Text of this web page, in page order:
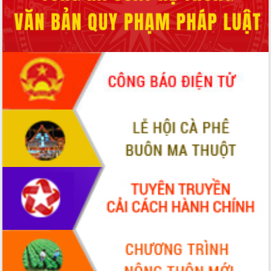
sầu riêng tại Đắk Lắk
Trình diễn nghệ thuật chế biến các
món ăn từ sầu riêng
Đắk Lắk công bố Quy hoạch và xúc
tiến đầu tư tỉnh
Ngành cá ngừ Đắk Lắk chủ động thích
ứng để giữ vững thị trường xuất khẩu
Diễn đàn Kinh tế tư nhân Việt Nam đột
phá cơ chế - Hợp tác công tư
Đề án 06 tạo bước ngoặt đột phá trong
cải cách hành chính tỉnh Đắk Lắk
Kết nối tour, đẩy mạnh chuyển đổi số
để phát triển du lịch Đắk Lắk
Khởi động Dự án Đầu tư xây dựng hạ
tầng kỹ thuật Cụm công nghiệp Tân
Tiến
Gặp mặt các cơ quan báo chí nhân Kỷ
niệm 101 năm Ngày Báo chí Cách
mạng Việt Nam
Đắk Lắk sơ kết 4 năm triển khai thực